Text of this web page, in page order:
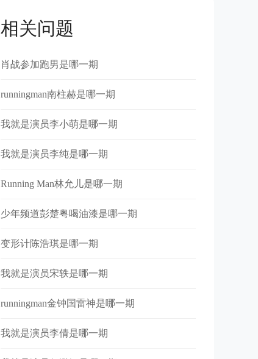
相关问题
肖战参加跑男是哪一期
runningman南柱赫是哪一期
我就是演员李小萌是哪一期
我就是演员李纯是哪一期
Running Man林允儿是哪一期
少年频道彭楚粤喝油漆是哪一期
变形计陈浩琪是哪一期
我就是演员宋轶是哪一期
runningman金钟国雷神是哪一期
我就是演员李倩是哪一期